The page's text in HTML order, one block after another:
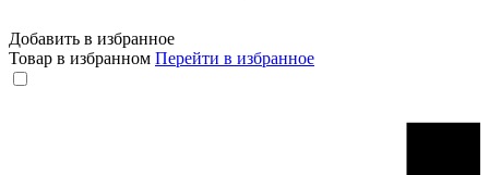
Добавить в избранное
Товар в избранном Перейти в избранное